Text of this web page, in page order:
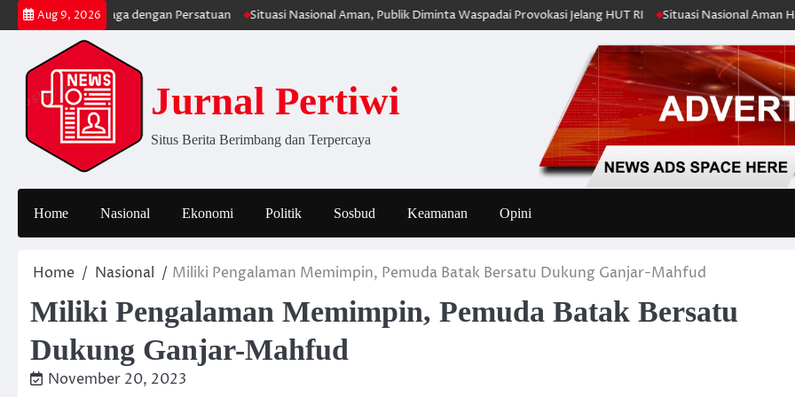
Skip
to
content
Aug 9, 2026
Harus Dijaga dengan Persatuan Situasi Nasional Aman, Publik Diminta Waspadai Provokasi Jelang HUT RI Situasi Nasional Aman Harus
Jurnal Pertiwi
Situs Berita Berimbang dan Terpercaya
Home Nasional Ekonomi Politik Sosbud Keamanan Opini
Home Nasional Miliki Pengalaman Memimpin, Pemuda Batak Bersatu Dukung Ganjar-Mahfud
Miliki Pengalaman Memimpin, Pemuda Batak Bersatu
Dukung Ganjar-Mahfud
November 20, 2023